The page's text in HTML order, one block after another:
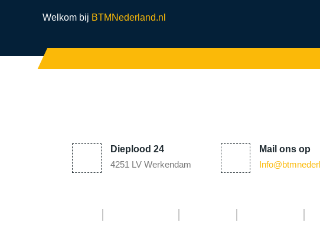
Welkom bij BTMNederland.nl
Dieplood 24
4251 LV Werkendam
Mail ons op
Info@